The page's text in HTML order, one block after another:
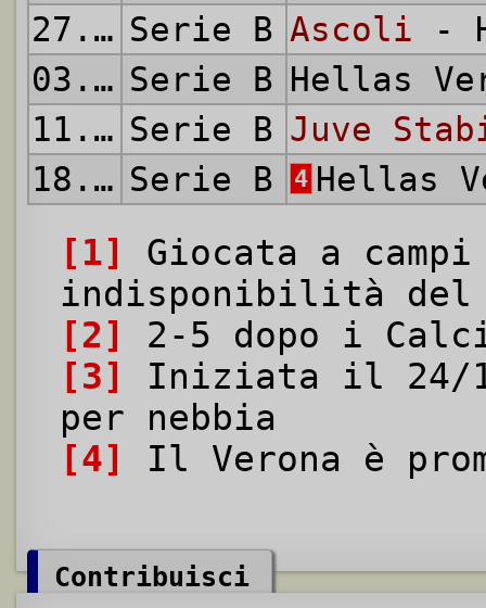
27.04.2013 Serie B Ascoli -
03.05.2013 Serie B Hellas
11.05.2013 Serie B Juve
18.05.2013 Serie B 4 Hellas
[1]
Giocata a
indisponibilità del
[2]
2-5 dopo i
[3]
Iniziata il 24/
per nebbia
[4]
Il Verona è
Contribuisci